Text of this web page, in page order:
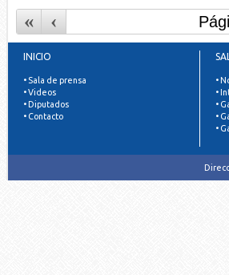
« ‹
INICIO
• Sala de prensa
• Videos
• Diputados
• Contacto
•
•
•
•
•